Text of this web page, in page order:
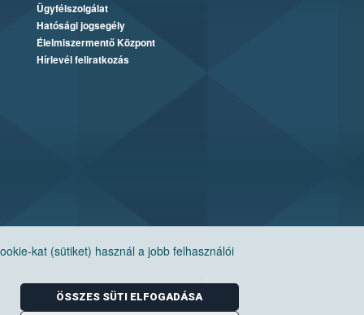
kat (sütiket) használ a jobb felhasználói
ÖSSZES SÜTI ELFOGADÁSA
Ügyfélszolgálat
Hatósági jogsegély
Élelmiszermentő Központ
Hírlevél feliratkozás